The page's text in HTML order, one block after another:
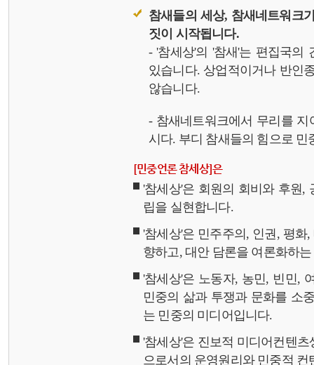
참새들의 세상, 참새네트워크
짓이 시작됩니다.
- '참세상'의 '참새'는 편집국의
있습니다. 상업적이거나 반인
않습니다.
- 참새네트워크에서 무리를
시다. 부디 참새들의 힘으로 민
[민중언론 참세상]은
'참세상'은 회원의 회비와 후원,
립을 실현합니다.
'참세상'은 민주주의, 인권, 평
향하고, 대안 담론을 여론화하
'참세상'은 노동자, 농민, 빈민,
민중의 삶과 투쟁과 문화를 소
는 민중의 미디어입니다.
'참세상'은 진보적 미디어컨텐
으로서의 운영원리와 민중적